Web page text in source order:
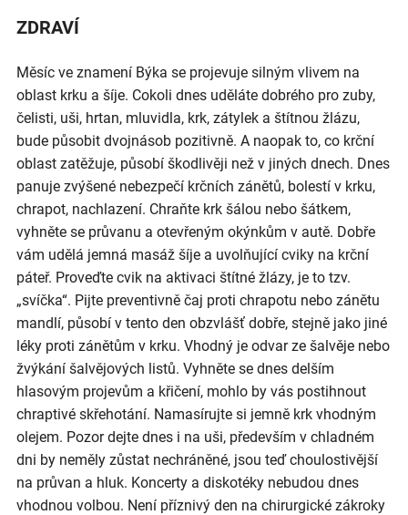
ZDRAVÍ
Měsíc ve znamení Býka se projevuje silným vlivem na
oblast krku a šíje. Cokoli dnes uděláte dobrého pro zuby,
čelisti, uši, hrtan, mluvidla, krk, zátylek a štítnou žlázu,
bude působit dvojnásob pozitivně. A naopak to, co krční
oblast zatěžuje, působí škodlivěji než v jiných dnech. Dnes
panuje zvýšené nebezpečí krčních zánětů, bolestí v krku,
chrapot, nachlazení. Chraňte krk šálou nebo šátkem,
vyhněte se průvanu a otevřeným okýnkům v autě. Dobře
vám udělá jemná masáž šíje a uvolňující cviky na krční
páteř. Proveďte cvik na aktivaci štítné žlázy, je to tzv.
„svíčka“. Pijte preventivně čaj proti chrapotu nebo zánětu
mandlí, působí v tento den obzvlášť dobře, stejně jako jiné
léky proti zánětům v krku. Vhodný je odvar ze šalvěje nebo
žvýkání šalvějových listů. Vyhněte se dnes delším
hlasovým projevům a křičení, mohlo by vás postihnout
chraptivé skřehotání. Namasírujte si jemně krk vhodným
olejem. Pozor dejte dnes i na uši, především v chladném
dni by neměly zůstat nechráněné, jsou teď choulostivější
na průvan a hluk. Koncerty a diskotéky nebudou dnes
vhodnou volbou. Není příznivý den na chirurgické zákroky